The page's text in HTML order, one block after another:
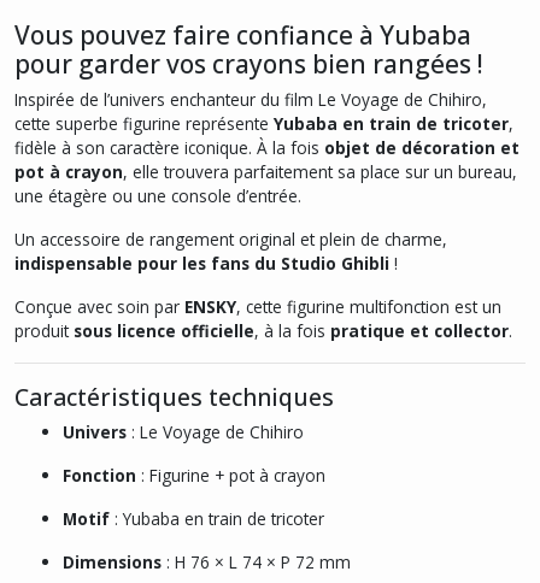
Vous pouvez faire confiance à Yubaba
pour garder vos crayons bien rangées !
Inspirée de l’univers enchanteur du film Le Voyage de Chihiro,
cette superbe figurine représente Yubaba en train de tricoter,
fidèle à son caractère iconique. À la fois objet de décoration et
pot à crayon, elle trouvera parfaitement sa place sur un bureau,
une étagère ou une console d’entrée.
Un accessoire de rangement original et plein de charme,
indispensable pour les fans du Studio Ghibli !
Conçue avec soin par ENSKY, cette figurine multifonction est un
produit sous licence officielle, à la fois pratique et collector.
Caractéristiques techniques
Univers : Le Voyage de Chihiro
Fonction : Figurine + pot à crayon
Motif : Yubaba en train de tricoter
Dimensions : H 76 × L 74 × P 72 mm